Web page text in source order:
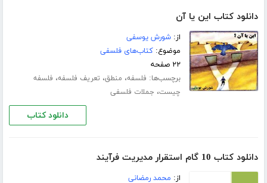
دانلود کتاب این یا آن
از:شورش یوسفی
موضوع:کتاب‌های فلسفی
۲۲ صفحه
برچسب‌ها: فلسفه، منطق، تعریف فلسفه، فلسفه
چیست، جملات فلسفی
دانلود کتاب
دانلود کتاب 10 گام استقرار مدیریت فرآیند
از: محمد رمضانی